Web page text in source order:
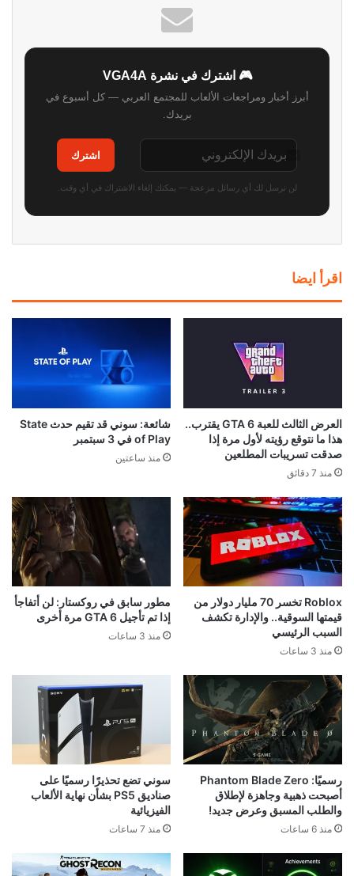
🎮 اشترك في نشرة VGA4A
أبرز أخبار ومراجعات الألعاب للمجتمع العربي — كل أسبوع في
بريدك.
اشترك
لن نرسل لك أي رسائل مزعجة — يمكنك إلغاء الاشتراك في أي وقت.
اقرأ ايضا
العرض الثالث للعبة GTA 6 يقترب..
هذا ما نتوقع رؤيته لأول مرة إذا
صدقت تسريبات المطلعين
منذ 7 دقائق
شائعة: سوني قد تقيم حدث State
of Play في 3 سبتمبر
منذ ساعتين
Roblox تخسر 70 مليار دولار من
قيمتها السوقية.. والإدارة تكشف
السبب الرئيسي
منذ 3 ساعات
مطور سابق في روكستار: لن أتفاجأ
إذا تم تأجيل GTA 6 مرة أخرى
منذ 3 ساعات
رسميًا: Phantom Blade Zero
أصبحت ذهبية وجاهزة لإطلاق
والطلب المسبق وعرض جديد!
منذ 6 ساعات
سوني تضع تحذيرًا رسميًا على
صناديق PS5 بشأن نهاية الألعاب
الفيزيائية
منذ 7 ساعات